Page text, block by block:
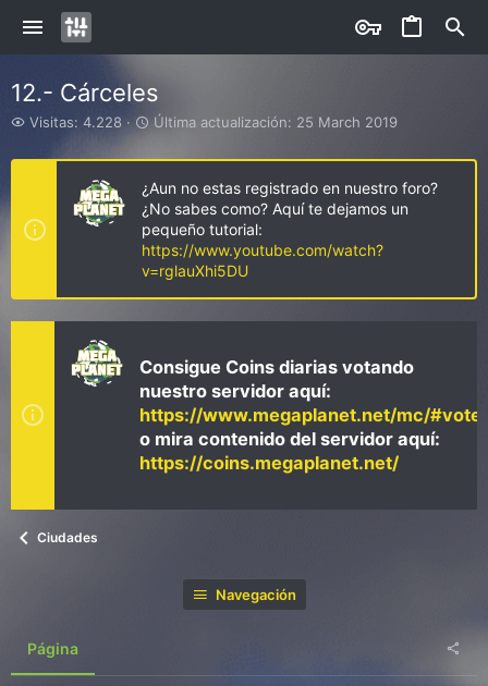
12.- Cárceles
V
s
a
s
Visitas: 4.228
Ú
t
i
m
a
a
c
t
u
z
a
c
ó
n
Última actualización: 25 March 2019
¿Aun no estas registrado en nuestro foro?
¿No sabes como? Aquí te dejamos un
pequeño tutorial:
https://www.youtube.com/watch?
v=rglauXhi5DU
Consigue Coins diarias votando
nuestro servidor aquí:
https://www.megaplanet.net/mc/#vote
o mira contenido del servidor aquí:
https://coins.megaplanet.net/
Ciudades
Navegación
Página